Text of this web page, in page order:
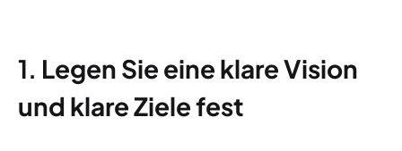
1. Legen Sie eine klare Vision
und klare Ziele fest